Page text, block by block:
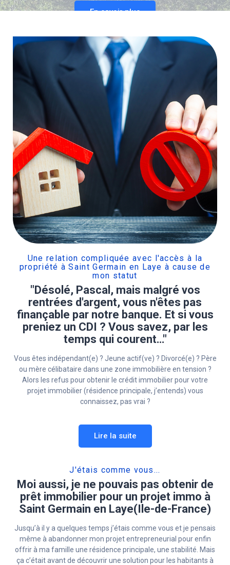
En savoir plus
Une relation compliquée avec l'accès à la
propriété à Saint Germain en Laye à cause de
mon statut
"Désolé, Pascal, mais malgré vos
rentrées d'argent, vous n'êtes pas
finançable par notre banque. Et si vous
preniez un CDI ? Vous savez, par les
temps qui courent…"
Vous êtes indépendant(e) ? Jeune actif(ve) ? Divorcé(e) ? Père
ou mère célibataire dans une zone immobilière en tension ?
Alors les refus pour obtenir le crédit immobilier pour votre
projet immobilier (résidence principale, j’entends) vous
connaissez, pas vrai ?
Lire la suite
J'étais comme vous...
Moi aussi, je ne pouvais pas obtenir de
prêt immobilier pour un projet immo à
Saint Germain en Laye(Ile-de-France)
Jusqu’à il y a quelques temps j’étais comme vous et je pensais
même à abandonner mon projet entrepreneurial pour enfin
offrir à ma famille une résidence principale, une stabilité. Mais
ça c’était avant de découvrir une solution pour les habitants à